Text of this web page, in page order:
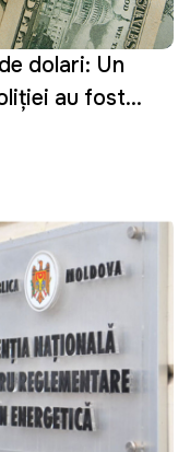
dolari: Un
au fost